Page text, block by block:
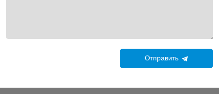
Отправить